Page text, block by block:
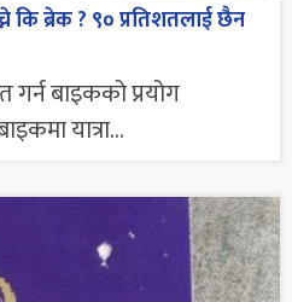
कि ब्रेक ? ९० प्रतिशतलाई छैन
बाइकको प्रयोग
यात्रा...